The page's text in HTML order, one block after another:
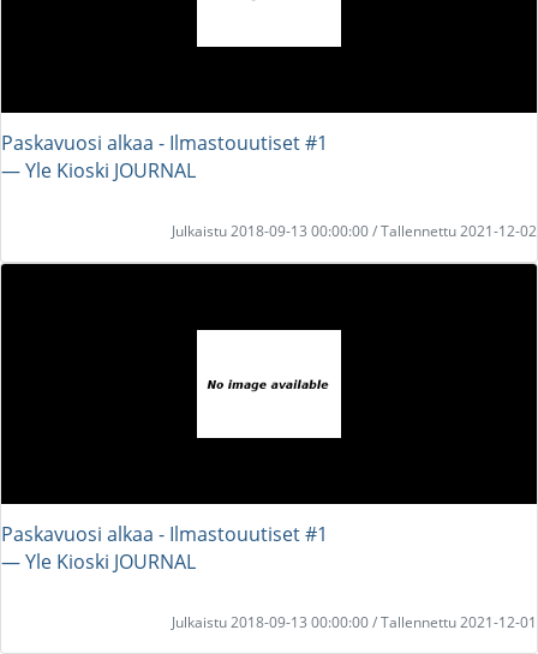
Paskavuosi alkaa - Ilmastouutiset #1
― Yle Kioski JOURNAL
Julkaistu 2018-09-13 00:00:00 / Tallennettu 2021-12-02
Paskavuosi alkaa - Ilmastouutiset #1
― Yle Kioski JOURNAL
Julkaistu 2018-09-13 00:00:00 / Tallennettu 2021-12-01